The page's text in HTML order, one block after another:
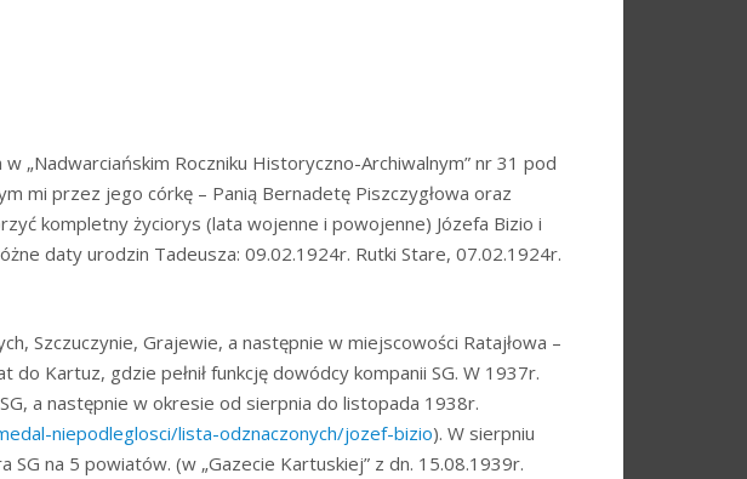
„Nadwarciańskim Roczniku Historyczno-Archiwalnym” nr 31 pod
mi przez jego córkę – Panią Bernadetę Piszczygłowa oraz
kompletny życiorys (lata wojenne i powojenne) Józefa Bizio i
daty urodzin Tadeusza: 09.02.1924r. Rutki Stare, 07.02.1924r.
Szczuczynie, Grajewie, a następnie w miejscowości Ratajłowa –
Kartuz, gdzie pełnił funkcję dowódcy kompanii SG. W 1937r.
a następnie w okresie od sierpnia do listopada 1938r.
niepodleglosci/lista-odznaczonych/jozef-bizio). W sierpniu
na 5 powiatów. (w „Gazecie Kartuskiej” z dn. 15.08.1939r.